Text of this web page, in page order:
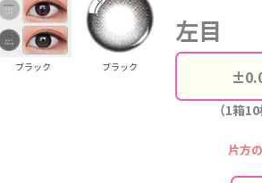
ブラック ブラック
左目
（1箱
片方